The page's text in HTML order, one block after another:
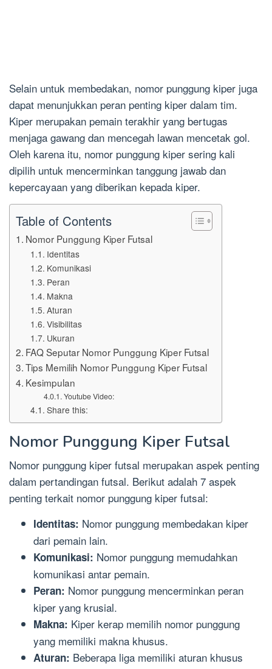
Selain untuk membedakan, nomor punggung kiper juga
dapat menunjukkan peran penting kiper dalam tim.
Kiper merupakan pemain terakhir yang bertugas
menjaga gawang dan mencegah lawan mencetak gol.
Oleh karena itu, nomor punggung kiper sering kali
dipilih untuk mencerminkan tanggung jawab dan
kepercayaan yang diberikan kepada kiper.
Table of Contents
Nomor Punggung Kiper Futsal
Identitas
Komunikasi
Peran
Makna
Aturan
Visibilitas
Ukuran
FAQ Seputar Nomor Punggung Kiper Futsal
Tips Memilih Nomor Punggung Kiper Futsal
Kesimpulan
Youtube Video:
Share this:
Nomor Punggung Kiper Futsal
Nomor punggung kiper futsal merupakan aspek penting
dalam pertandingan futsal. Berikut adalah 7 aspek
penting terkait nomor punggung kiper futsal:
Identitas: Nomor punggung membedakan kiper
dari pemain lain.
Komunikasi: Nomor punggung memudahkan
komunikasi antar pemain.
Peran: Nomor punggung mencerminkan peran
kiper yang krusial.
Makna: Kiper kerap memilih nomor punggung
yang memiliki makna khusus.
Aturan: Beberapa liga memiliki aturan khusus